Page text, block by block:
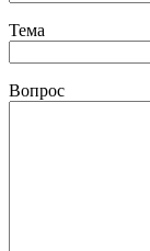
Тема
Вопрос